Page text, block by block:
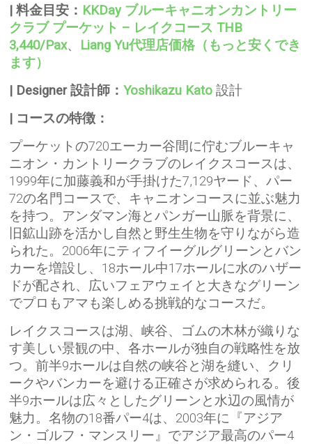
| 料金目安： KKDay ブルーキャニオンカントリー
クラブ プーケット – レイクコース THB
3,440/Pax、 Liang Yu代理店価格（もっと安くでき
ます）
| Designer 設計師：Yoshikazu Kato 設計
| コースの特徴：
プーケットの720エーカー谷間に佇むブルーキャ
ニオン・カントリークラブのレイクスコースは、
1999年に加藤義和が手掛けた7,129ヤード、パー
72の名門コースで、キャニオンコースに並ぶ魅力
を持つ。アンダマン海とパンガー山脈を背景に、
旧鉱山跡を活かし自然と野生生物を守りながら造
られた。2006年にティフイーグルグリーンとバン
カーを増設し、18ホール中17ホールに水のハザー
ドが配され、広いフェアウェイと大きなグリーン
でプロもアマも楽しめる挑戦的なコースだ。
レイクスコースは湖、峡谷、ゴムの木林が織りな
す美しい景観の中、各ホールが独自の戦略性を放
つ。前半9ホールは自然の峡谷と湖を縫い、クリ
ークやバンカーを避ける正確さが求められる。後
半9ホールは広々としたグリーンと水辺の風情が
魅力。名物の18番パー4は、2003年に『アジア
ン・ゴルフ・マンスリー』でアジア最高のパー4